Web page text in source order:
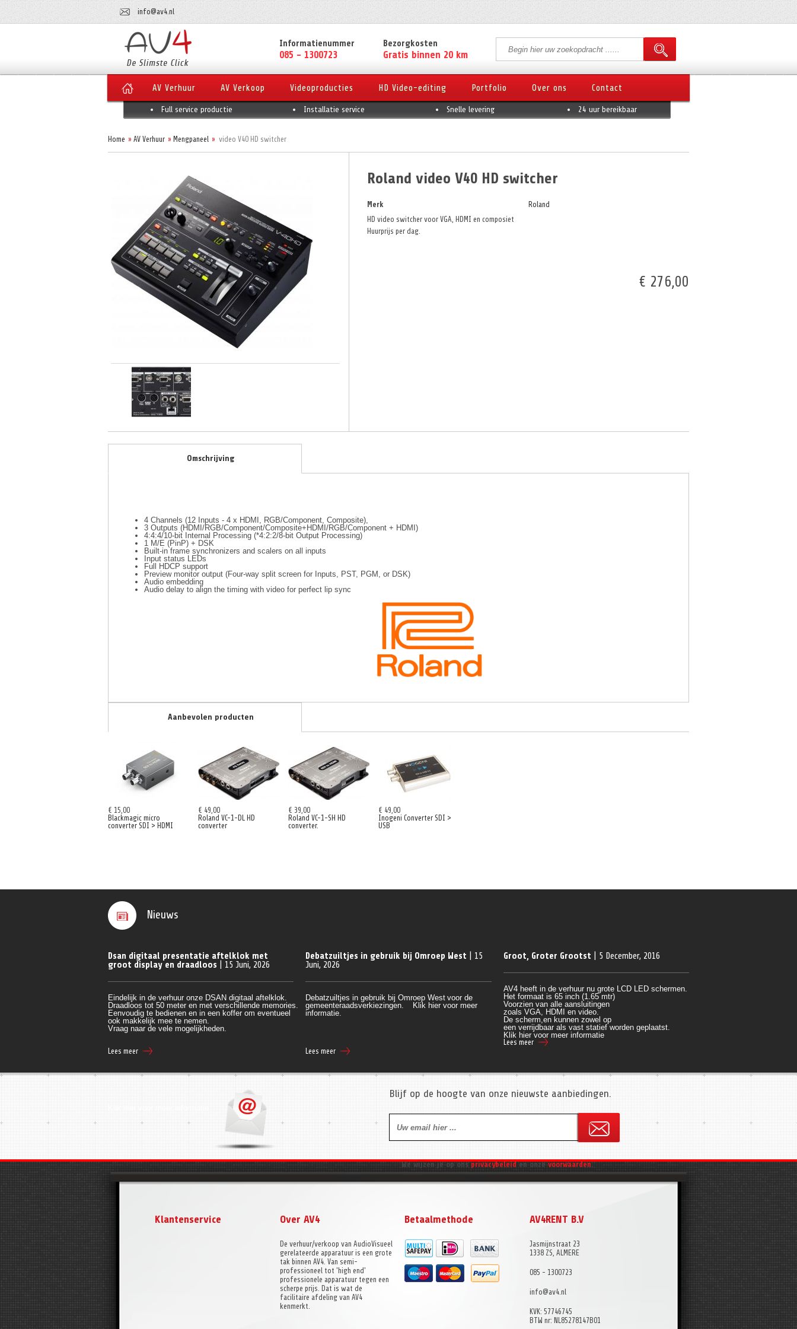
info@av4.nl
Informatienummer Bezorgkosten
085 - 1300723 Gratis binnen 20 km
AV Verhuur AV Verkoop Videoproducties HD Video-editing Portfolio Over ons Contact
Full service productie Installatie service Snelle levering 24 uur bereikbaar
Home AV Verhuur Mengpaneel video V40 HD switcher
Roland video V40 HD switcher
Merk
Roland
HD video switcher voor VGA, HDMI en composiet
Huurprijs per dag.
€ 276,00
Omschrijving
4 Channels (12 Inputs - 4 x HDMI, RGB/Component, Composite),
3 Outputs (HDMI/RGB/Component/Composite+HDMI/RGB/Component + HDMI)
4:4:4/10-bit Internal Processing (*4:2:2/8-bit Output Processing)
1 M/E (PinP) + DSK
Built-in frame synchronizers and scalers on all inputs
Input status LEDs
Full HDCP support
Preview monitor output (Four-way split screen for Inputs, PST, PGM, or DSK)
Audio embedding
Audio delay to align the timing with video for perfect lip sync
Aanbevolen producten
€ 15,00
Blackmagic micro
converter SDI > HDMI
€ 49,00
Roland VC-1-DL HD
converter
€ 39,00
Roland VC-1-SH HD
converter.
€ 49,00
Inogeni Converter SDI >
USB
Nieuws
Dsan digitaal presentatie aftelklok met
groot display en draadloos | 15 Juni, 2026
Eindelijk in de verhuur onze DSAN digitaal aftelklok.
Draadloos tot 50 meter en met verschillende memories.
Eenvoudig te bedienen en in een koffer om eventueel
ook makkelijk mee te nemen.
Vraag naar de vele mogelijkheden.
Lees meer
Debatzuiltjes in gebruik bij Omroep West | 15
Juni, 2026
Debatzuiltjes in gebruik bij Omroep West voor de
gemeenteraadsverkiezingen.
Klik hier voor meer
informatie.
Lees meer
Groot, Groter Grootst | 5 December, 2016
AV4 heeft in de verhuur nu grote LCD LED schermen.
Het formaat is 65 inch (1.65 mtr)
Voorzien van alle aansluitingen
zoals VGA, HDMI en video.
De scherm,en kunnen zowel op
een verrijdbaar als vast statief worden geplaatst.
Klik hier voor meer informatie
Lees meer
Blijf op de hoogte van onze nieuwste aanbiedingen.
We wijzen je op onsprivacybeleiden onzevoorwaarden.
Klantenservice Over AV4
De verhuur/verkoop van AudioVisueel
gerelateerde apparatuur is een grote
tak binnen AV4. Van semi-
professioneel tot 'high end'
professionele apparatuur tegen een
scherpe prijs. Dat is wat de
facilitaire afdeling van AV4
kenmerkt.
Betaalmethode AV4RENT B.V
Jasmijnstraat 23
1338 ZS, ALMERE
085 - 1300723
info@av4.nl
KVK: 57746745
BTW nr: NL85278147B01